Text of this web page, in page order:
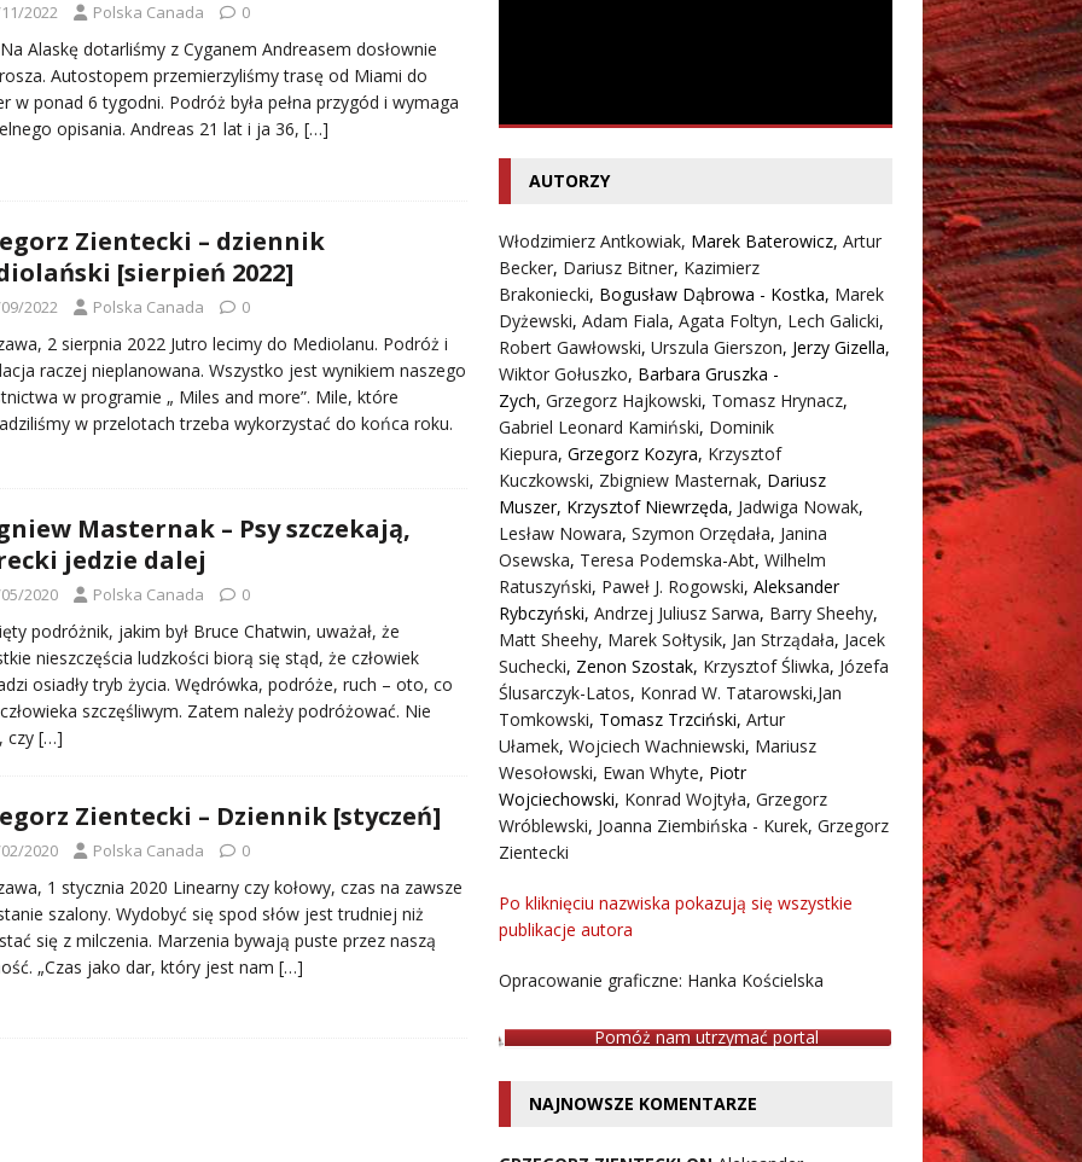
2022 Polska Canada 0
Alaskę dotarliśmy z Cyganem Andreasem dosłownie
Autostopem przemierzyliśmy trasę od Miami do
w ponad 6 tygodni. Podróż była pełna przygód i wymaga
opisania. Andreas 21 lat i ja 36, […]
Zientecki – dziennik
[sierpień 2022]
2022 Polska Canada 0
2 sierpnia 2022 Jutro lecimy do Mediolanu. Podróż i
raczej nieplanowana. Wszystko jest wynikiem naszego
w programie „ Miles and more”. Mile, które
w przelotach trzeba wykorzystać do końca roku.
Masternak – Psy szczekają,
jedzie dalej
2020 Polska Canada 0
podróżnik, jakim był Bruce Chatwin, uważał, że
nieszczęścia ludzkości biorą się stąd, że człowiek
osiadły tryb życia. Wędrówka, podróże, ruch – oto, co
szczęśliwym. Zatem należy podróżować. Nie
czy […]
Zientecki – Dziennik [styczeń]
2020 Polska Canada 0
1 stycznia 2020 Linearny czy kołowy, czas na zawsze
szalony. Wydobyć się spod słów jest trudniej niż
się z milczenia. Marzenia bywają puste przez naszą
„Czas jako dar, który jest nam […]
AUTORZY
Włodzimierz Antkowiak, Marek Baterowicz, Artur
Becker, Dariusz Bitner, Kazimierz
Brakoniecki, Bogusław Dąbrowa - Kostka, Marek
Dyżewski, Adam Fiala, Agata Foltyn, Lech Galicki,
Robert Gawłowski, Urszula Gierszon, Jerzy Gizella,
Wiktor Gołuszko, Barbara Gruszka -
Zych, Grzegorz Hajkowski, Tomasz Hrynacz,
Gabriel Leonard Kamiński, Dominik
Kiepura, Grzegorz Kozyra, Krzysztof
Kuczkowski, Zbigniew Masternak, Dariusz
Muszer, Krzysztof Niewrzęda, Jadwiga Nowak,
Lesław Nowara, Szymon Orzędała, Janina
Osewska, Teresa Podemska-Abt, Wilhelm
Ratuszyński, Paweł J. Rogowski, Aleksander
Rybczyński, Andrzej Juliusz Sarwa, Barry Sheehy,
Matt Sheehy, Marek Sołtysik, Jan Strządała, Jacek
Suchecki, Zenon Szostak, Krzysztof Śliwka, Józefa
Ślusarczyk-Latos, Konrad W. Tatarowski,Jan
Tomkowski, Tomasz Trzciński, Artur
Ułamek, Wojciech Wachniewski, Mariusz
Wesołowski, Ewan Whyte, Piotr
Wojciechowski, Konrad Wojtyła, Grzegorz
Wróblewski, Joanna Ziembińska - Kurek, Grzegorz
Zientecki
Po kliknięciu nazwiska pokazują się wszystkie
publikacje autora
Opracowanie graficzne: Hanka Kościelska
Pomóż nam utrzymać portal
NAJNOWSZE KOMENTARZE